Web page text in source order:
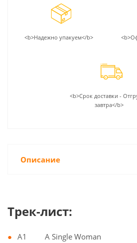
<b>Надежно упакуем</b>
<b>Срок доставки -
завтра</b>
Описание
Трек-лист:
A1 A Single Woman